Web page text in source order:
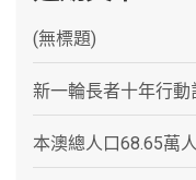
(無標題)
新一輪長者十年行
本澳總人口68.65萬